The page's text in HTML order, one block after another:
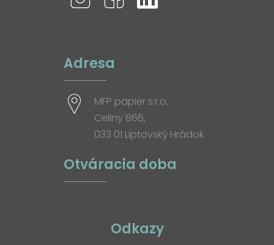
Adresa
MFP papier s.r.o.
Celiny 866,
033 01 Liptovský Hrádok
Otváracia doba
Odkazy